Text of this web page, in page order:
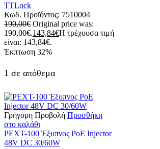
TTLock
Κωδ. Προϊόντος: 7510004
190,00€ Original price was:
190,00€.143,84€Η τρέχουσα τιμή
είναι: 143,84€.
Έκπτωση 32%
1 σε απόθεμα
Γρήγορη Προβολή Προσθήκη
στο καλάθι
PEXT-100 Έξυπνος PoE Injector
48V DC 30/60W